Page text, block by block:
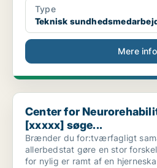
Type
Teknisk
Mere info
Center for
Center for
[xxxxx] søge...
Brænder du for:tværfagligt
allerbedstat gøre en stor
for nylig er ramt af en